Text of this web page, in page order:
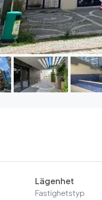
Lägenhet
Fastighetstyp